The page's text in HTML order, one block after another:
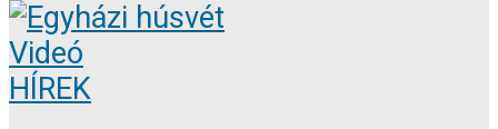
Videó
HÍREK